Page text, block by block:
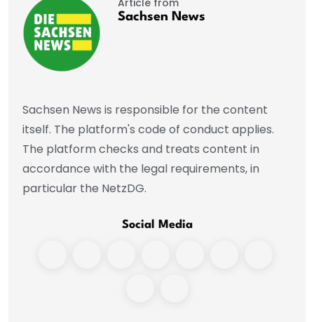
Article from
Sachsen News
Sachsen News is responsible for the content
itself. The platform's code of conduct applies.
The platform checks and treats content in
accordance with the legal requirements, in
particular the NetzDG.
Social Media